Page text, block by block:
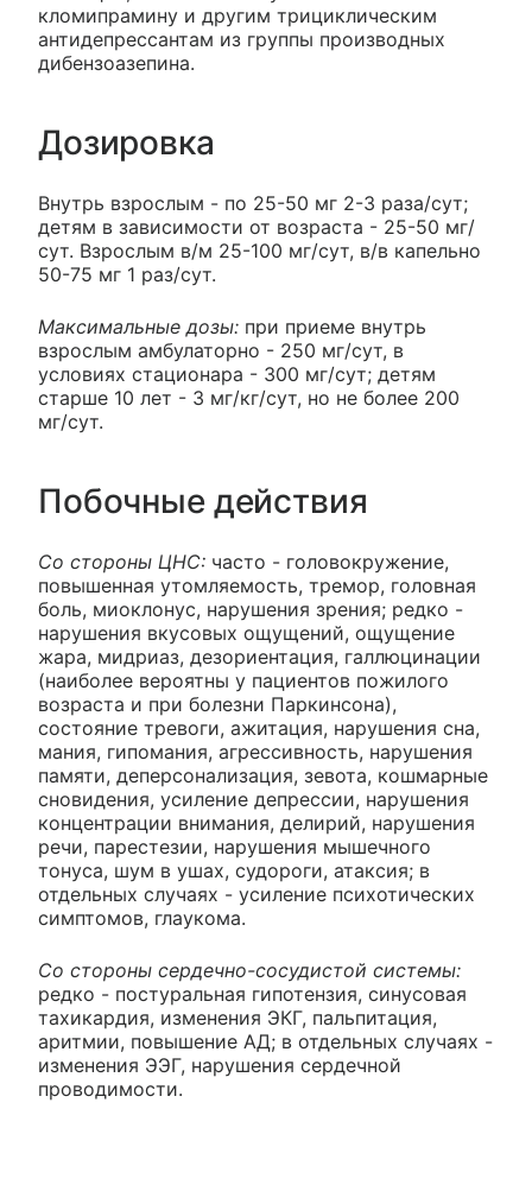
кломипрамину и другим трициклическим
антидепрессантам из группы производных
дибензоазепина.
Дозировка
Внутрь взрослым - по 25-50 мг 2-3 раза/сут;
детям в зависимости от возраста - 25-50 мг/
сут. Взрослым в/м 25-100 мг/сут, в/в капельно
50-75 мг 1 раз/сут.
Максимальные дозы: при приеме внутрь
взрослым амбулаторно - 250 мг/сут, в
условиях стационара - 300 мг/сут; детям
старше 10 лет - 3 мг/кг/сут, но не более 200
мг/сут.
Побочные действия
Со стороны ЦНС: часто - головокружение,
повышенная утомляемость, тремор, головная
боль, миоклонус, нарушения зрения; редко -
нарушения вкусовых ощущений, ощущение
жара, мидриаз, дезориентация, галлюцинации
(наиболее вероятны у пациентов пожилого
возраста и при болезни Паркинсона),
состояние тревоги, ажитация, нарушения сна,
мания, гипомания, агрессивность, нарушения
памяти, деперсонализация, зевота, кошмарные
сновидения, усиление депрессии, нарушения
концентрации внимания, делирий, нарушения
речи, парестезии, нарушения мышечного
тонуса, шум в ушах, судороги, атаксия; в
отдельных случаях - усиление психотических
симптомов, глаукома.
Со стороны сердечно-сосудистой системы:
редко - постуральная гипотензия, синусовая
тахикардия, изменения ЭКГ, пальпитация,
аритмии, повышение АД; в отдельных случаях -
изменения ЭЭГ, нарушения сердечной
проводимости.